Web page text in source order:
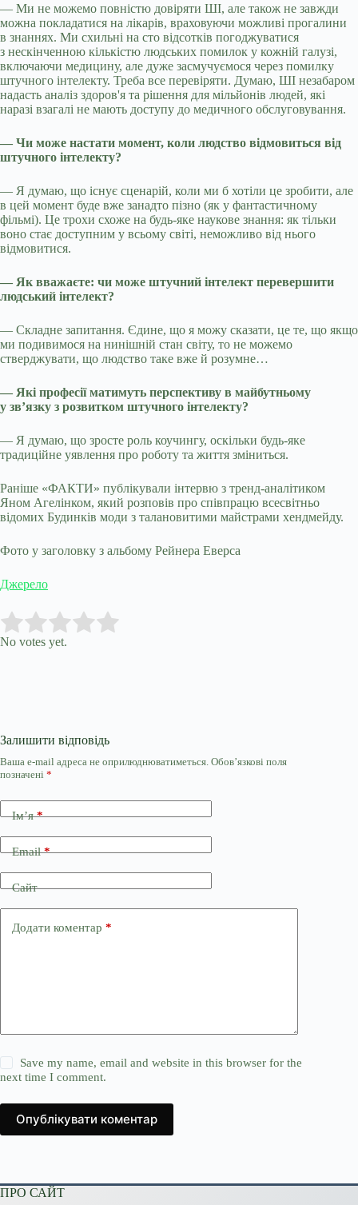
— Ми не можемо повністю довіряти ШІ, але також не завжди
можна покладатися на лікарів, враховуючи можливі прогалини
в знаннях. Ми схильні на сто відсотків погоджуватися
з нескінченною кількістю людських помилок у кожній галузі,
включаючи медицину, але дуже засмучуємося через помилку
штучного інтелекту. Треба все перевіряти. Думаю, ШІ незабаром
надасть аналіз здоров'я та рішення для мільйонів людей, які
наразі взагалі не мають доступу до медичного обслуговування.
— Чи може настати момент, коли людство відмовиться від
штучного інтелекту?
— Я думаю, що існує сценарій, коли ми б хотіли це зробити, але
в цей момент буде вже занадто пізно (як у фантастичному
фільмі). Це трохи схоже на будь-яке наукове знання: як тільки
воно стає доступним у всьому світі, неможливо від нього
відмовитися.
— Як вважаєте: чи може штучний інтелект перевершити
людський інтелект?
— Складне запитання. Єдине, що я можу сказати, це те, що якщо
ми подивимося на нинішній стан світу, то не можемо
стверджувати, що людство таке вже й розумне…
— Які професії матимуть перспективу в майбутньому
у зв’язку з розвитком штучного інтелекту?
— Я думаю, що зросте роль коучингу, оскільки будь-яке
традиційне уявлення про роботу та життя зміниться.
Раніше «ФАКТИ» публікували інтервю з тренд-аналітиком
Яном Агелінком, який розповів про співпрацю всесвітньо
відомих Будинків моди з талановитими майстрами хендмейду.
Фото у заголовку з альбому Рейнера Еверса
Джерело
Rate this item:
No votes yet.
Залишити відповідь
Ваша e-mail адреса не оприлюднюватиметься. Обов’язкові поля
позначені *
Ім’я*
Email*
Сайт
Додати коментар *
Save my name, email and website in this browser for the
next time I comment.
Опублікувати коментар
ПРО САЙТ